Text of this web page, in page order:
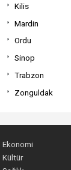
Kilis
Mardin
Ordu
Sinop
Trabzon
Zonguldak
Ekonomi
Kültür